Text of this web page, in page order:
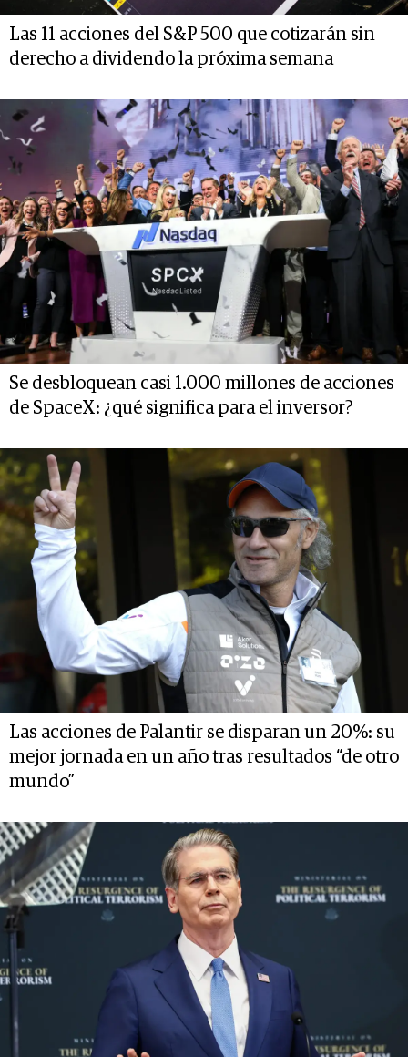
Las 11 acciones del S&P 500 que cotizarán sin
derecho a dividendo la próxima semana
Se desbloquean casi 1.000 millones de acciones
de SpaceX: ¿qué significa para el inversor?
Las acciones de Palantir se disparan un 20%: su
mejor jornada en un año tras resultados “de otro
mundo”